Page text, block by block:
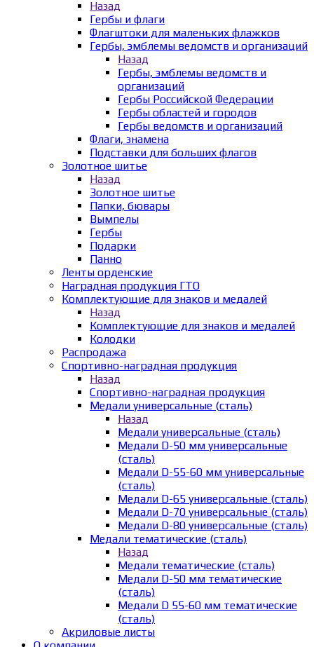
Назад
Гербы и флаги
Флагштоки для маленьких флажков
Гербы, эмблемы ведомств и организаций
Назад
Гербы, эмблемы ведомств и
организаций
Гербы Российской Федерации
Гербы областей и городов
Гербы ведомств и организаций
Флаги, знамена
Подставки для больших флагов
Золотное шитье
Назад
Золотное шитье
Папки, бювары
Вымпелы
Гербы
Подарки
Панно
Ленты орденские
Наградная продукция ГТО
Комплектующие для знаков и медалей
Назад
Комплектующие для знаков и медалей
Колодки
Распродажа
Спортивно-наградная продукция
Назад
Спортивно-наградная продукция
Медали универсальные (сталь)
Назад
Медали универсальные (сталь)
Медали D-50 мм универсальные
(сталь)
Медали D-55-60 мм универсальные
(сталь)
Медали D-65 универсальные (сталь)
Медали D-70 универсальные (сталь)
Медали D-80 универсальные (сталь)
Медали тематические (сталь)
Назад
Медали тематические (сталь)
Медали D-50 мм тематические
(сталь)
Медали D 55-60 мм тематические
(сталь)
Акриловые листы